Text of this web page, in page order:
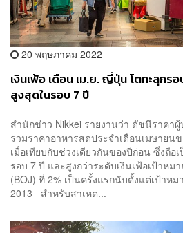
20 พฤษภาคม 2022
เงินเฟ้อ เดือน เม.ย. ญี่ปุ่น โตทะลุกร
สูงสุดในรอบ 7 ปี
สำนักข่าว Nikkei รายงานว่า ดัชนีราคา
รวมราคาอาหารสดประจำเดือนเมษาย
เมื่อเทียบกับช่วงเดียวกันของปีก่อน ซึ่งถือ
รอบ 7 ปี และสูงกว่าระดับเงินเฟ้อเป้าห
(BOJ) ที่ 2% เป็นครั้งแรกนับตั้งแต่เป้าห
2013 สำหรับสาเหต...